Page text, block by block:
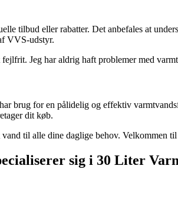
tilbud eller rabatter. Det anbefales at
VVS-udstyr.
Jeg har aldrig haft problemer med
brug for en pålidelig og effektiv
dit køb.
til alle dine daglige behov. Velkommen
sig i 30 Liter